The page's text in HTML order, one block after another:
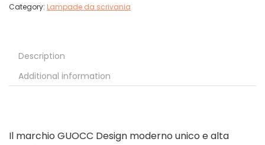
Category: Lampade da scrivania
Description
Additional information
Il marchio GUOCC Design moderno unico e alta